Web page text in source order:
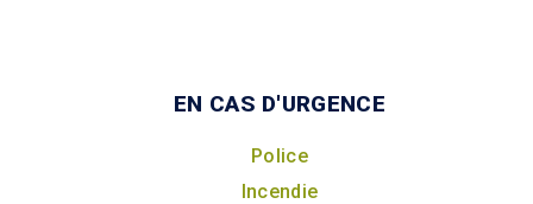
EN CAS D'URGENCE
Police
Incendie